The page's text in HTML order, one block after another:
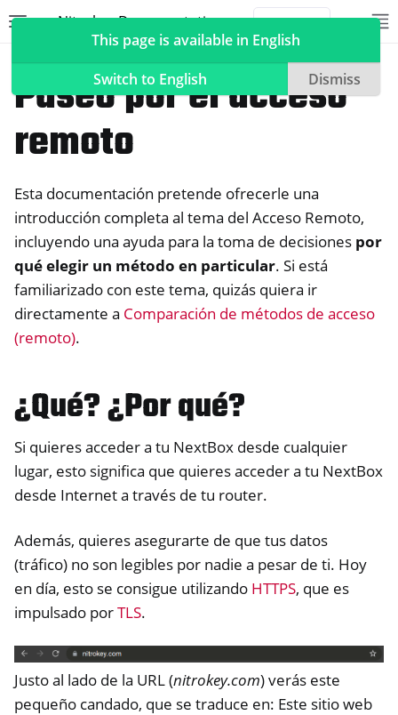
Nitrokey Documentation
navigation of NitroPad, NitroPC
navigation of NitroPhone, NitroTablet
navigation of NextBox
navigation of Gestión del acceso remoto
Paseo por el acceso
remoto
Esta documentación pretende ofrecerle una
introducción completa al tema del Acceso Remoto,
incluyendo una ayuda para la toma de decisiones por
qué elegir un método en particular. Si está
familiarizado con este tema, quizás quiera ir
directamente a Comparación de métodos de acceso
(remoto).
¿Qué? ¿Por qué?
Si quieres acceder a tu NextBox desde cualquier
lugar, esto significa que quieres acceder a tu NextBox
desde Internet a través de tu router.
Además, quieres asegurarte de que tus datos
(tráfico) no son legibles por nadie a pesar de ti. Hoy
en día, esto se consigue utilizando HTTPS, que es
impulsado porTLS.
Justo al lado de la URL (nitrokey.com) verás este
pequeño candado, que se traduce en: Este sitio web
This page is available in English
Switch to English
Dismiss